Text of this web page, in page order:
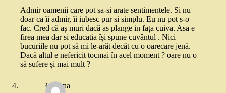
Admir oamenii care pot sa-si arate sentimentele. Si nu
doar ca îi admir, îi iubesc pur si simplu. Eu nu pot s-o
fac. Cred că aș muri dacă as plange in fața cuiva. Asa e
firea mea dar si educatia își spune cuvântul . Nici
bucuriile nu pot să mi le-arăt decât cu o oarecare jenă.
Dacă altul e nefericit tocmai în acel moment ? oare nu o
să sufere și mai mult ?
Cristina